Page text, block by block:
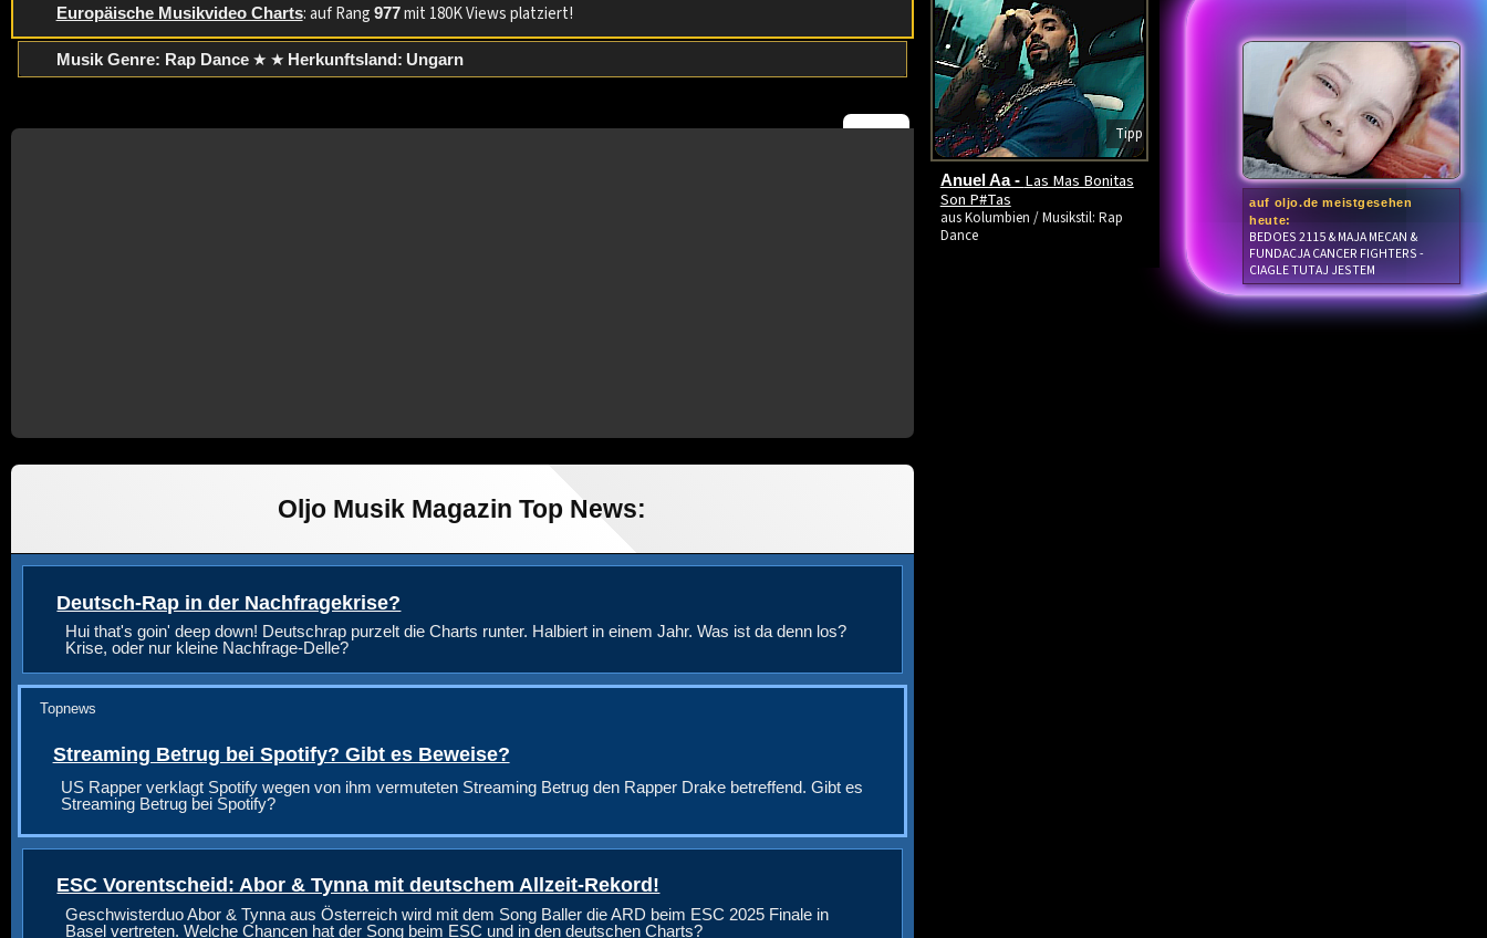
Europäische Musikvideo Charts: auf Rang 977mit 180K Views platziert!
Musik Genre: Rap Dance★ ★ Herkunftsland: Ungarn
Oljo Musik Magazin Top News:
Deutsch-Rap in der Nachfragekrise?
Hui that's goin' deep down! Deutschrap purzelt die Charts runter. Halbiert in einem Jahr. Was ist da denn los?
Krise, oder nur kleine Nachfrage-Delle?
Topnews
Streaming Betrug bei Spotify? Gibt es Beweise?
US Rapper verklagt Spotify wegen von ihm vermuteten Streaming Betrug den Rapper Drake betreffend. Gibt es
Streaming Betrug bei Spotify?
ESC Vorentscheid: Abor & Tynna mit deutschem Allzeit-Rekord!
Geschwisterduo Abor & Tynna aus Österreich wird mit dem Song Baller die ARD beim ESC 2025 Finale in
Basel vertreten. Welche Chancen hat der Song beim ESC und in den deutschen Charts?
auf oljo.de meistgesehen
heute:
BEDOES 2115 & MAJA MECAN &
FUNDACJA CANCER FIGHTERS -
CIAGLE TUTAJ JESTEM
Tipp
Anuel Aa - Las Mas Bonitas
Son P#Tas
aus Kolumbien / Musikstil: Rap
Dance